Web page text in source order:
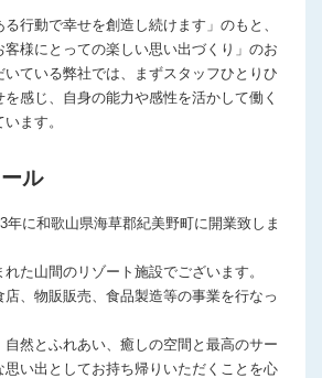
行動で幸せを創造し続けます」のもと、
様にとっての楽しい思い出づくり」のお
ている弊社では、まずスタッフひとりひ
感じ、自身の能力や感性を活かして働く
ます。
ル
年に和歌山県海草郡紀美野町に開業致しま
た山間のリゾート施設でございます。
、物販販売、食品製造等の事業を行なっ
然とふれあい、癒しの空間と最高のサー
思い出としてお持ち帰りいただくことを心